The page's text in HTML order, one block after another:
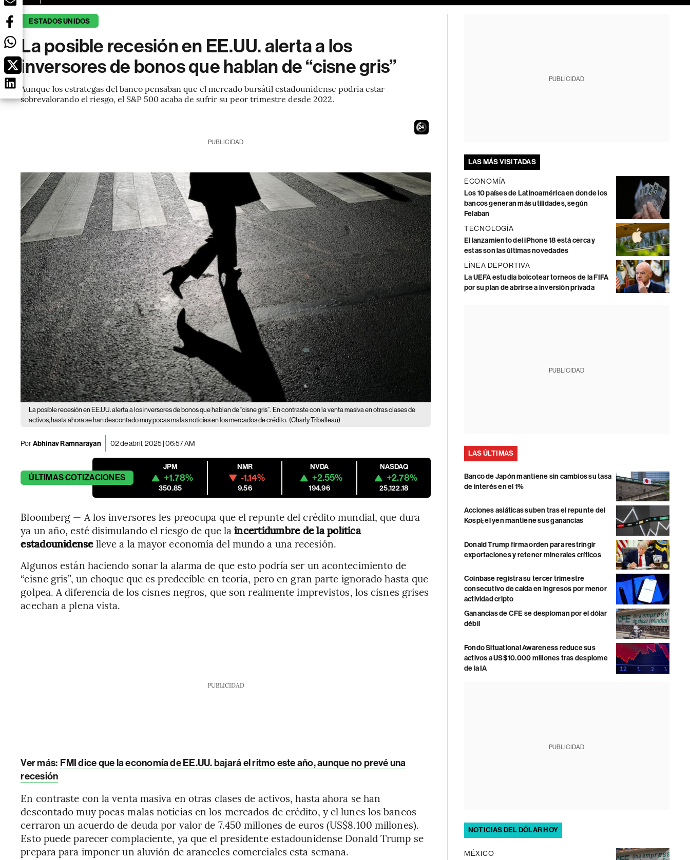
ESTADOS UNIDOS
La posible recesión en EE.UU. alerta a los
inversores de bonos que hablan de “cisne gris”
Aunque los estrategas del banco pensaban que el mercado bursátil estadounidense podría estar
sobrevalorando el riesgo, el S&P 500 acaba de sufrir su peor trimestre desde 2022.
23
PUBLICIDAD
La posible recesión en EE.UU. alerta a los inversores de bonos que hablan de “cisne gris”. En contraste con la venta masiva en otras clases de
activos, hasta ahora se han descontado muy pocas malas noticias en los mercados de crédito. (Charly Triballeau)
PorAbhinav Ramnarayan 02 de abril, 2025 | 06:57 AM
ÚLTIMASCOTIZACIONES
JPM
+1.78%
350.85
NMR
-1.14%
9.56
NVDA
+2.55%
194.96
NASDAQ
+2.78%
25,122.18
Bloomberg — A los inversores les preocupa que el repunte del crédito mundial, que dura
ya un año, esté disimulando el riesgo de que la incertidumbre de la política
estadounidenselleve a la mayor economía del mundo a una recesión.
Algunos están haciendo sonar la alarma de que esto podría ser un acontecimiento de
“cisne gris”, un choque que es predecible en teoría, pero en gran parte ignorado hasta que
golpea. A diferencia de los cisnes negros, que son realmente imprevistos, los cisnes grises
acechan a plena vista.
PUBLICIDAD
Ver más: FMI dice que la economía de EE.UU. bajará el ritmo este año, aunque no prevé una
recesión
En contraste con la venta masiva en otras clases de activos, hasta ahora se han
descontado muy pocas malas noticias en los mercados de crédito, y el lunes los bancos
cerraron un acuerdo de deuda por valor de 7.450 millones de euros (US$8.100 millones).
Esto puede parecer complaciente, ya que el presidente estadounidense Donald Trump se
prepara para imponer un aluvión de aranceles comerciales esta semana.
PUBLICIDAD
LAS MÁS VISITADAS
ECONOMÍA
Los 10 países de Latinoamérica en donde los
bancos generan más utilidades, según
Felaban
TECNOLOGÍA
El lanzamiento del iPhone 18 está cerca y
estas son las últimas novedades
LÍNEA DEPORTIVA
La UEFA estudia boicotear torneos de la FIFA
por su plan de abrirse a inversión privada
PUBLICIDAD
LAS ÚLTIMAS
Banco de Japón mantiene sin cambios su tasa
de interés en el 1%
Acciones asiáticas suben tras el repunte del
Kospi; el yen mantiene sus ganancias
Donald Trump firma orden para restringir
exportaciones y retener minerales críticos
Coinbase registra su tercer trimestre
consecutivo de caída en ingresos por menor
actividad cripto
Ganancias de CFE se desploman por el dólar
débil
Fondo Situational Awareness reduce sus
activos a US$10.000 millones tras desplome
de la IA
PUBLICIDAD
NOTICIAS DEL DÓLAR HOY
MÉXICO